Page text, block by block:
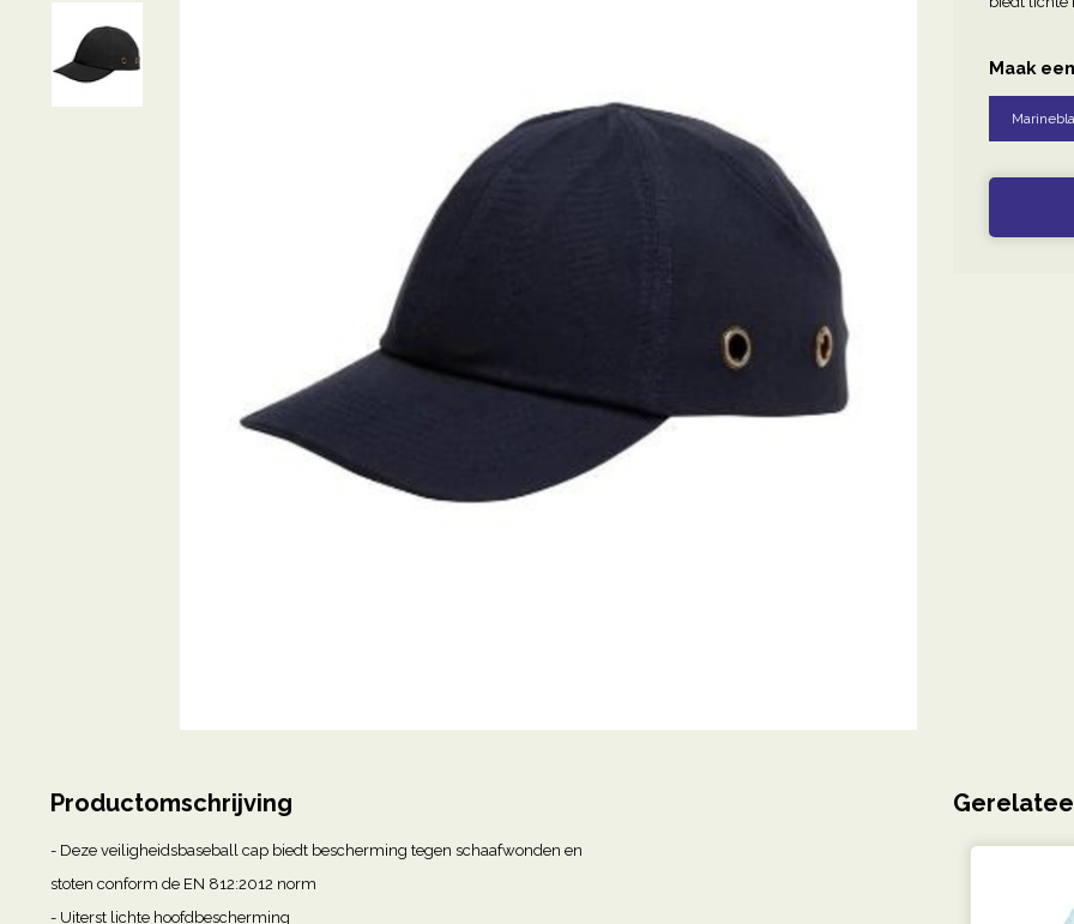
Maak
Productomschrijving
- Deze veiligheidsbaseball cap biedt bescherming tegen schaafwonden en
stoten conform de EN 812:2012 norm
- Uiterst lichte hoofdbescherming